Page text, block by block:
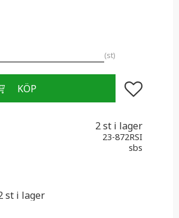
st
Lägg till i
2 st i lager
23-872RSI
sbs
st i lager